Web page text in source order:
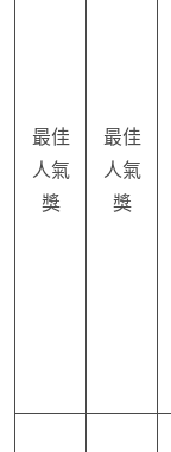
最佳
人氣
獎
最佳
人氣
獎